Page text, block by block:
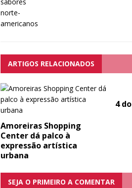
ARTIGOS RELACIONADOS
Amoreiras Shopping
Center dá palco à
expressão artística
urbana
4
SEJA O PRIMEIRO A COMENTAR